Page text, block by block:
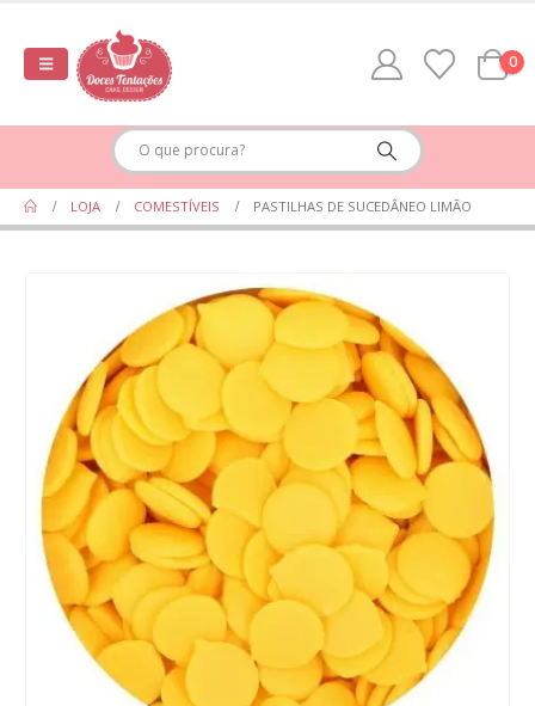
0
LOJA COMESTÍVEIS PASTILHAS DE SUCEDÂNEO LIMÃO